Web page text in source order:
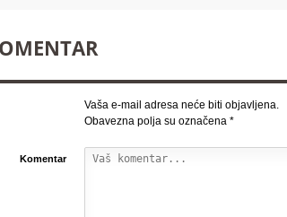
Vaša e-mail adresa neće biti objavljena.
Obavezna polja su označena *
Komentar